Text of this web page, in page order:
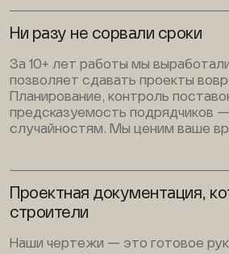
Ни разу не сорвали сроки
За 10+ лет работы мы
позволяет сдавать проекты
Планирование, контроль
предсказуемость подрядчиков
случайностям. Мы ценим ваше
Проектная документация,
строители
Наши чертежи — это готовое